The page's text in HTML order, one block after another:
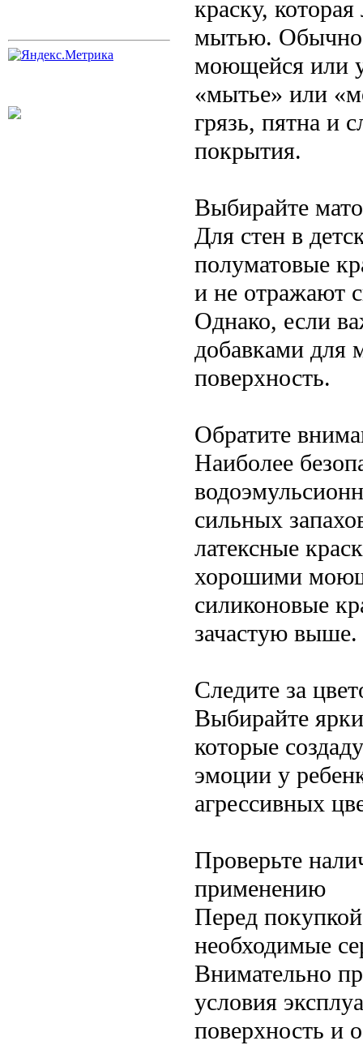
краску,
мытью. Обычно
моющейся или
«мытье» или
грязь, пятна и
покрытия.
Выбирайте
Для стен в
полуматовые
и не отражают
Однако, если
добавками для
поверхность.
Обратите
Наиболее
сильных
латексные
хорошими
силиконовые
зачастую выше.
Следите за
Выбирайте
которые
эмоции у
агрессивных
Проверьте
применению
Перед
необходимые
Внимательно
условия
поверхность и